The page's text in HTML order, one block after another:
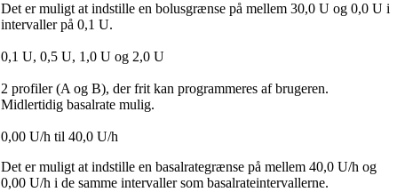
Det er muligt at indstille en bolusgrænse på mellem 30,0 U og 0,0 U i
intervaller på 0,1 U.
0,1 U, 0,5 U, 1,0 U og 2,0 U
2 profiler (A og B), der frit kan programmeres af brugeren.
Midlertidig basalrate mulig.
0,00 U/h til 40,0 U/h
Det er muligt at indstille en basalrategrænse på mellem 40,0 U/h og
0,00 U/h i de samme intervaller som basalrateintervallerne.